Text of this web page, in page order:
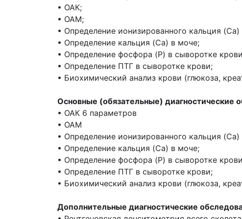
• ОАК;
• ОАМ;
• Определение ионизированного кальция
• Определение кальция (Ca) в моче;
• Определение фосфора (P) в сыворотке
• Определение ПТГ в сыворотке крови;
• Биохимический анализ крови (глюкоза,
Основные (обязательные) диагностические
• ОАК 6 параметров
• ОАМ
• Определение ионизированного кальция
• Определение кальция (Ca) в моче;
• Определение фосфора (P) в сыворотке
• Определение ПТГ в сыворотке крови;
• Биохимический анализ крови (глюкоза,
Дополнительные диагностические